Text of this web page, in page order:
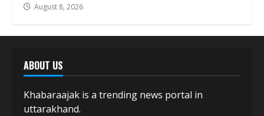
August 8, 2026
ABOUT US
Khabaraajak is a trending news portal in
uttarakhand.